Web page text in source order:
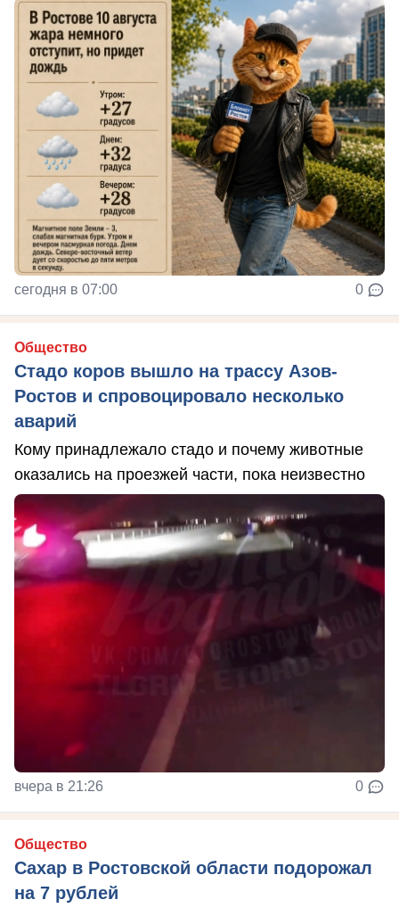
сегодня в 07:00 0
Общество
Стадо коров вышло на трассу Азов-
Ростов и спровоцировало несколько
аварий
Кому принадлежало стадо и почему животные
оказались на проезжей части, пока неизвестно
вчера в 21:26 0
Общество
Сахар в Ростовской области подорожал
на 7 рублей